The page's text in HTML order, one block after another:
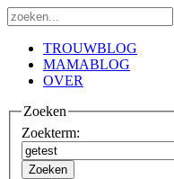
TROUWBLOG
MAMABLOG
OVER
Zoeken
Zoekterm:
Zoeken